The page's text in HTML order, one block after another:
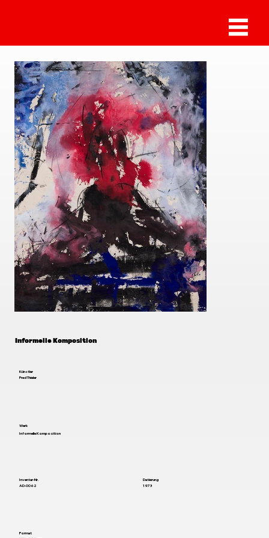
Informelle Komposition
Künstler
Fred Thieler
Werk
Informelle Komposition
Inventar-Nr.
AD-0062
Datierung
1973
Format